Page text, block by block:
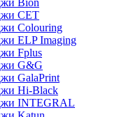
Bion
CET
Colouring
ELP Imaging
Fplus
G&G
GalaPrint
Hi-Black
INTEGRAL